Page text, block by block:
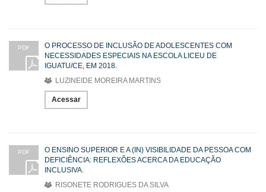
PDF
O PROCESSO DE INCLUSÃO DE ADOLESCENTES COM
NECESSIDADES ESPECIAIS NA ESCOLA LICEU DE
IGUATU/CE, EM 2018.
LUZINEIDE MOREIRA MARTINS
Acessar
PDF
O ENSINO SUPERIOR E A (IN) VISIBILIDADE DA PESSOA COM
DEFICIÊNCIA: REFLEXÕES ACERCA DA EDUCAÇÃO
INCLUSIVA.
RISONETE RODRIGUES DA SILVA